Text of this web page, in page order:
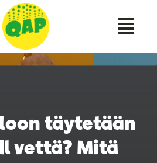
täytetään
vettä? Mitä